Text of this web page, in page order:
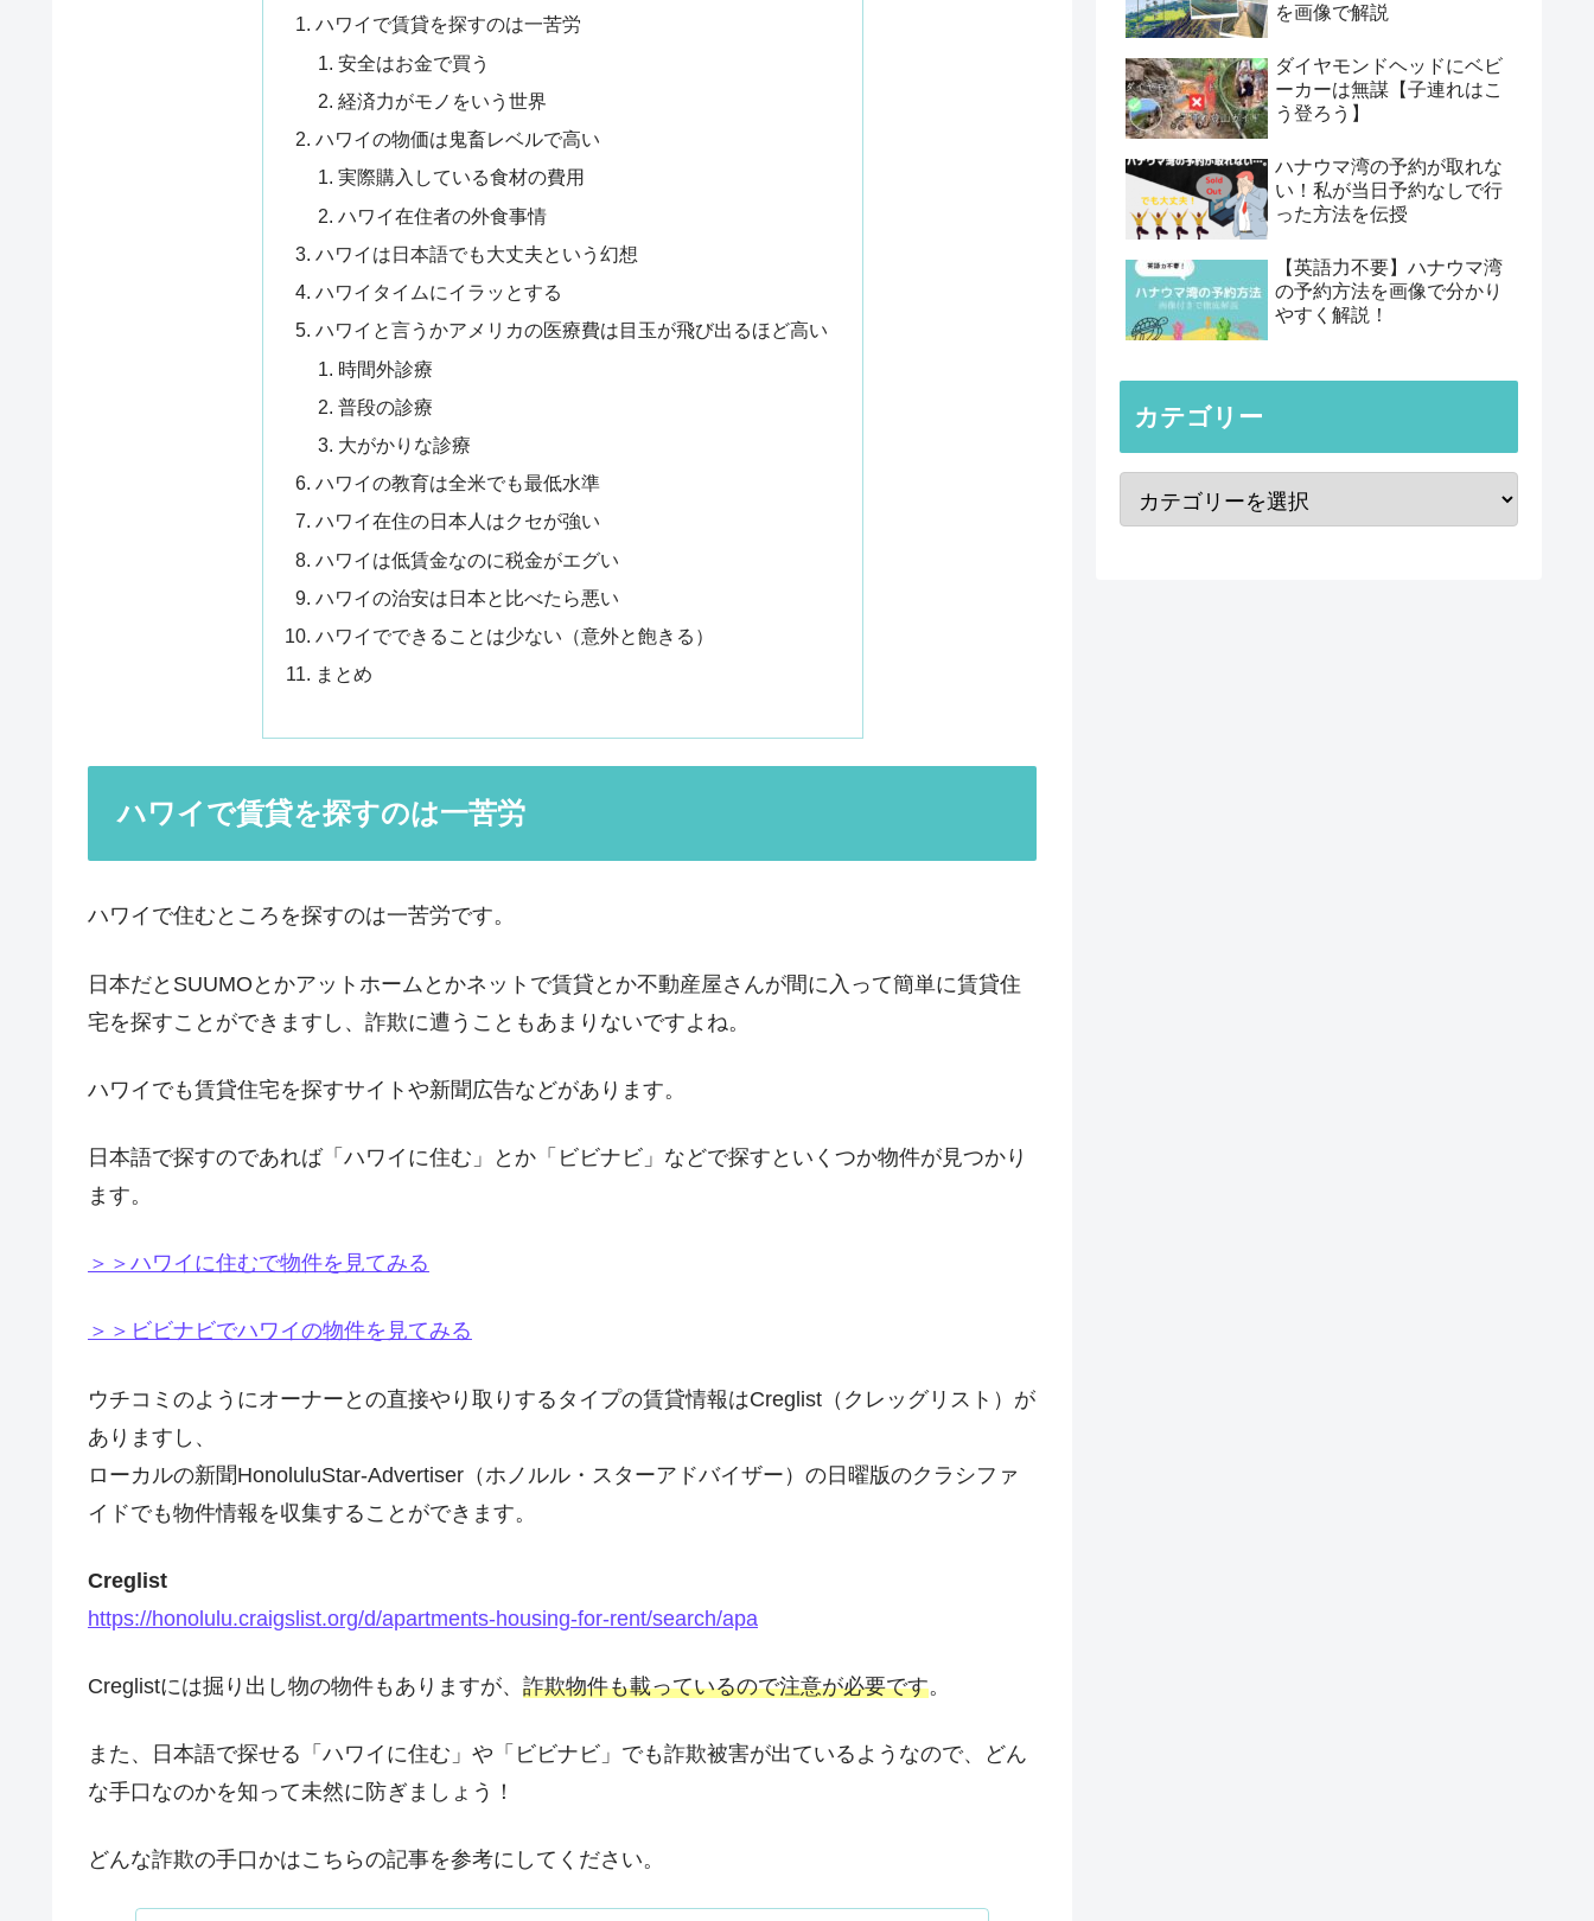
ハワイで賃貸を探すのは一苦労
安全はお金で買う
経済力がモノをいう世界
ハワイの物価は鬼畜レベルで高い
実際購入している食材の費用
ハワイ在住者の外食事情
ハワイは日本語でも大丈夫という幻想
ハワイタイムにイラッとする
ハワイと言うかアメリカの医療費は目玉が飛び出るほど高い
時間外診療
普段の診療
大がかりな診療
ハワイの教育は全米でも最低水準
ハワイ在住の日本人はクセが強い
ハワイは低賃金なのに税金がエグい
ハワイの治安は日本と比べたら悪い
ハワイでできることは少ない（意外と飽きる）
まとめ
ハワイで賃貸を探すのは一苦労
ハワイで住むところを探すのは一苦労です。
日本だとSUUMOとかアットホームとかネットで賃貸とか不動産屋さんが間に入って簡単に賃貸住
宅を探すことができますし、詐欺に遭うこともあまりないですよね。
ハワイでも賃貸住宅を探すサイトや新聞広告などがあります。
日本語で探すのであれば「ハワイに住む」とか「ビビナビ」などで探すといくつか物件が見つかり
ます。
＞＞ハワイに住むで物件を見てみる
＞＞ビビナビでハワイの物件を見てみる
ウチコミのようにオーナーとの直接やり取りするタイプの賃貸情報はCreglist（クレッグリスト）が
ありますし、
ローカルの新聞HonoluluStar-Advertiser（ホノルル・スターアドバイザー）の日曜版のクラシファ
イドでも物件情報を収集することができます。
Creglist
https://honolulu.craigslist.org/d/apartments-housing-for-rent/search/apa
Creglistには掘り出し物の物件もありますが、 詐欺物件も載っているので注意が必要です。
また、日本語で探せる「ハワイに住む」や「ビビナビ」でも詐欺被害が出ているようなので、どん
な手口なのかを知って未然に防ぎましょう！
どんな詐欺の手口かはこちらの記事を参考にしてください。
を画像で解説
ダイヤモンドヘッドにベビ
ーカーは無謀【子連れはこ
う登ろう】
ハナウマ湾の予約が取れな
い！私が当日予約なしで行
った方法を伝授
【英語力不要】ハナウマ湾
の予約方法を画像で分かり
やすく解説！
カテゴリー